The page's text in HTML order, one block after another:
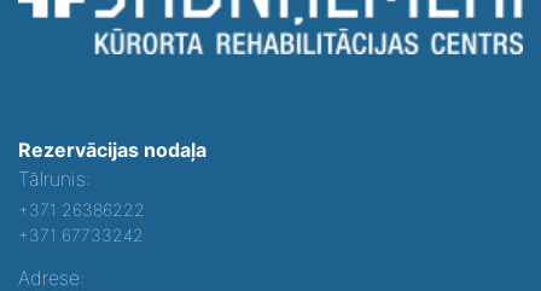
Rezervācijas nodaļa
Tālrunis:
+371 26386222
+371 67733242
Adrese: